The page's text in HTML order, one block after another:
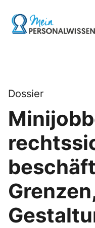
content
Go to landing page.
Dossier